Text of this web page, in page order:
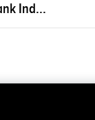
Ind...